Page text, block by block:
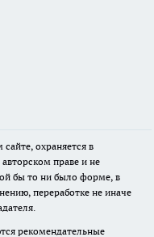
охраняется в
праве и не
бы то ни было форме, в
переработке не иначе
рекомендательные